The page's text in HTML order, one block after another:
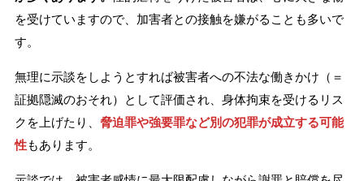
を受けていますので、加害者との接触を嫌がることも多いで
す。
無理に示談をしようとすれば被害者への不法な働きかけ（＝
証拠隠滅のおそれ）として評価され、身体拘束を受けるリス
クを上げたり、 脅迫罪や強要罪など別の犯罪が成立する可能
性もあります。